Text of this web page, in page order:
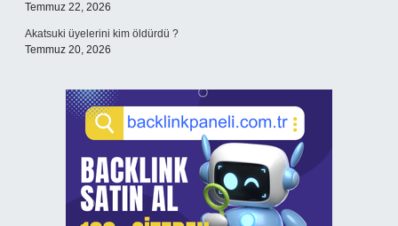
Temmuz 22, 2026
Akatsuki üyelerini kim öldürdü ?
Temmuz 20, 2026